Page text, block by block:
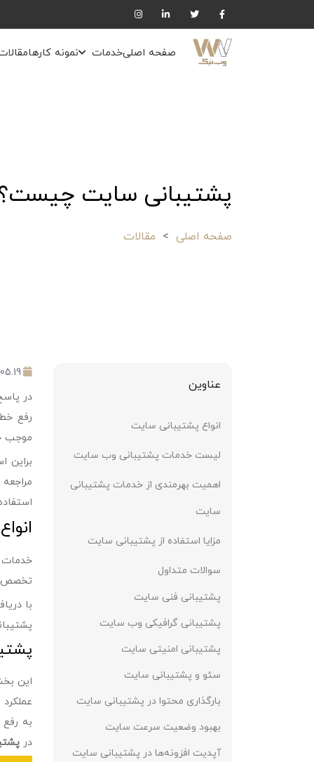
صفحه اصلیخدمات نمونه کارها
پشتیبانی سایت
صفحه اصلی مقالات
عناوین
انواع پشتیبانی سایت
لیست خدمات پشتیبانی وب سایت
اهمیت بهرمندی از خدمات پشتیبانی
سایت
مزایا استفاده از پشتیبانی سایت
سوالات متداول
پشتیبانی فنی سایت
پشتیبانی گرافیکی وب سایت
پشتیبانی امنیتی سایت
سئو و پشتیبانی سایت
بارگذاری محتوا در پشتیبانی سایت
بهبود وضعیت سرعت سایت
آپدیت افزونه‌ها در پشتیبانی سایت
در
رفع
موجب
براین
تخصص
با
این
به
در